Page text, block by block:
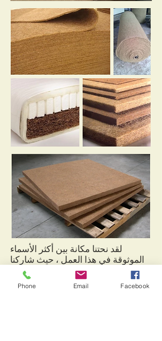
لقد نحتنا مكانة بين أكثر الأسماء
الموثوقة في هذا العمل ، حيث شاركنا
في تقديم مجموعة شاملة من صفائح
توفر طبقة جوز الهند المطاطية العزل
Phone Email Facebook